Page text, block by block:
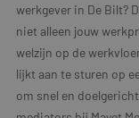
werkgever in De Bilt?
niet alleen jouw
welzijn op de
lijkt aan te sturen op
om snel en